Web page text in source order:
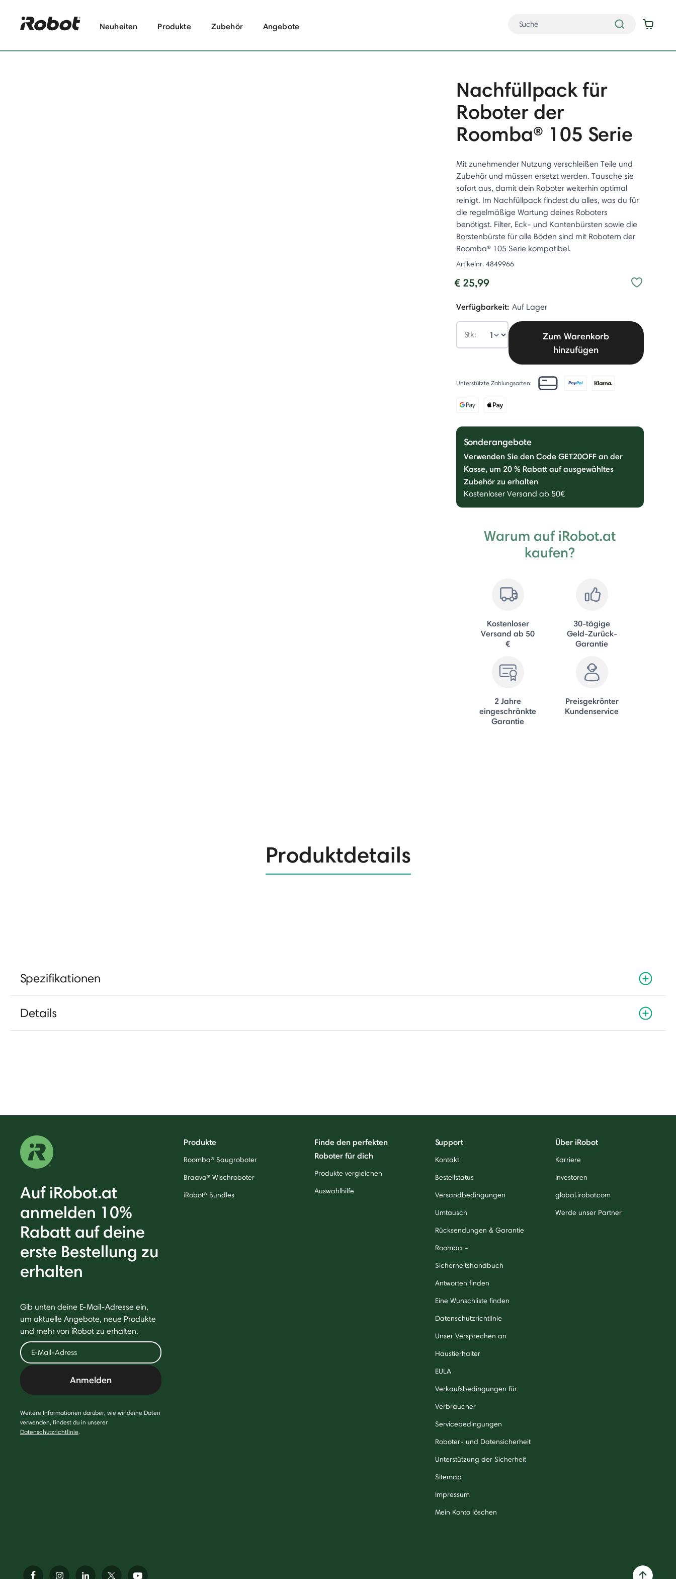
Neuheiten Produkte Zubehör Angebote
Nachfüllpack für
Roboter der
Roomba® 105 Serie
Mit zunehmender Nutzung verschleißen Teile und
Zubehör und müssen ersetzt werden. Tausche sie
sofort aus, damit dein Roboter weiterhin optimal
reinigt. Im Nachfüllpack findest du alles, was du für
die regelmäßige Wartung deines Roboters
benötigst. Filter, Eck- und Kantenbürsten sowie die
Borstenbürste für alle Böden sind mit Robotern der
Roomba® 105 Serie kompatibel.
Artikelnr. 4849966
€ 25,99
Verfügbarkeit: Auf Lager
Stk:
Zum Warenkorb
hinzufügen
Unterstützte Zahlungsarten:
Sonderangebote
Verwenden Sie den Code GET20OFF an der
Kasse, um 20 % Rabatt auf ausgewähltes
Zubehör zu erhalten
Kostenloser Versand ab 50€
Warum auf iRobot.at
kaufen?
Kostenloser
Versand ab 50
€
30-tägige
Geld-Zurück-
Garantie
2 Jahre
eingeschränkte
Garantie
Preisgekrönter
Kundenservice
Produktdetails
Spezifikationen
Details
Auf iRobot.at
anmelden 10%
Rabatt auf deine
erste Bestellung zu
erhalten
Gib unten deine E-Mail-Adresse ein,
um aktuelle Angebote, neue Produkte
und mehr von iRobot zu erhalten.
Anmelden
Weitere Informationen darüber, wie wir deine Daten
verwenden, findest du in unserer
Datenschutzrichtlinie.
Produkte
Roomba® Saugroboter
Braava® Wischroboter
iRobot® Bundles
Finde den perfekten
Roboter für dich
Produkte vergleichen
Auswahlhilfe
Support
Kontakt
Bestellstatus
Versandbedingungen
Umtausch
Rücksendungen & Garantie
Roomba –
Sicherheitshandbuch
Antworten finden
Eine Wunschliste finden
Datenschutzrichtlinie
Unser Versprechen an
Haustierhalter
EULA
Verkaufsbedingungen für
Verbraucher
Servicebedingungen
Roboter- und Datensicherheit
Unterstützung der Sicherheit
Sitemap
Impressum
Mein Konto löschen
Über iRobot
Karriere
Investoren
global.irobot.com
Werde unser Partner